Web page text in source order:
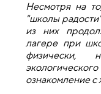
Несмотря на
"школы
из них
лагере при
ознакомление